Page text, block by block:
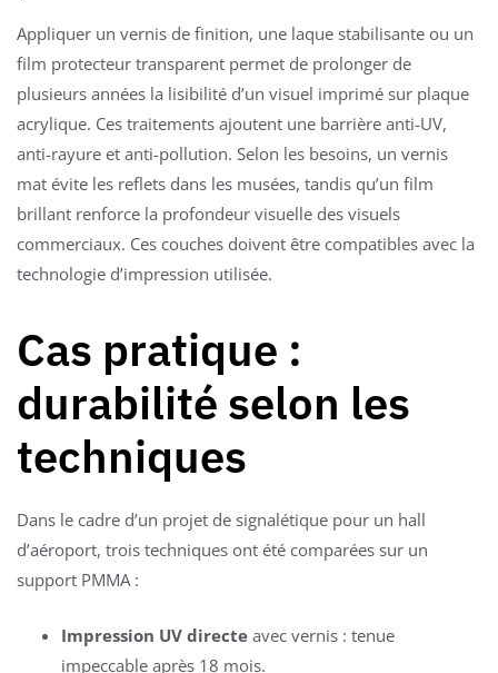
Appliquer un vernis de finition, une laque stabilisante ou un
film protecteur transparent permet de prolonger de
plusieurs années la lisibilité d’un visuel imprimé sur plaque
acrylique. Ces traitements ajoutent une barrière anti-UV,
anti-rayure et anti-pollution. Selon les besoins, un vernis
mat évite les reflets dans les musées, tandis qu’un film
brillant renforce la profondeur visuelle des visuels
commerciaux. Ces couches doivent être compatibles avec la
technologie d’impression utilisée.
Cas pratique :
durabilité selon les
techniques
Dans le cadre d’un projet de signalétique pour un hall
d’aéroport, trois techniques ont été comparées sur un
support PMMA :
Impression UV directe avec vernis : tenue
impeccable après 18 mois.